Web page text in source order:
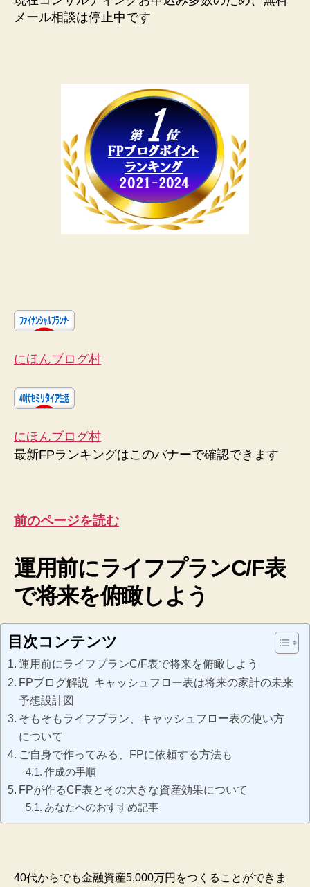
メール相談は停止中です
にほんブログ村
にほんブログ村
最新FPランキングはこのバナーで確認できます
前のページを読む
運用前にライフプランC/F表
で将来を俯瞰しよう
目次コンテンツ
運用前にライフプランC/F表で将来を俯瞰しよう
FPブログ解説 キャッシュフロー表は将来の家計の未来
予想設計図
そもそもライフプラン、キャッシュフロー表の使い方
について
ご自身で作ってみる、FPに依頼する方法も
作成の手順
FPが作るCF表とその大きな資産効果について
あなたへのおすすめ記事
40代からでも金融資産5,000万円をつくることができま